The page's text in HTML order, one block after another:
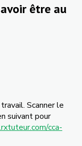
être au
Scanner le
suivant pour
cca-